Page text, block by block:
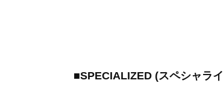
■SPECIALIZED (スペシャラ